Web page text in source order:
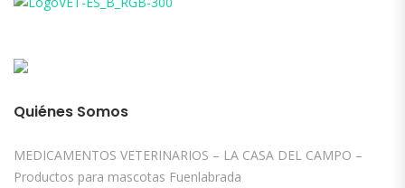
Quiénes Somos
MEDICAMENTOS VETERINARIOS – LA CASA DEL CAMPO –
Productos para mascotas Fuenlabrada